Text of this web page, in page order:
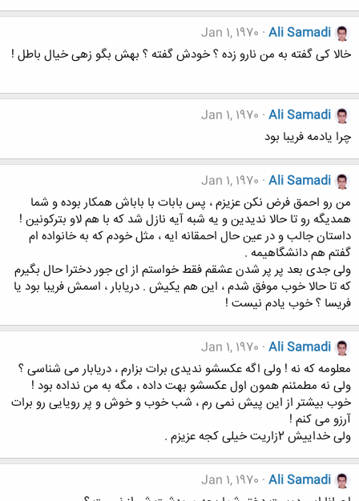
Ali Samadi
Jan 1, 1970
خالا کی گفته به من نارو زده ؟ خودش گفته ؟ بهش بگو زهی خیال باطل !
Ali Samadi
Jan 1, 1970
چرا یادمه فریبا بود
Ali Samadi
Jan 1, 1970
من رو احمق فرض نکن عزیزم ، پس بابات با باباش همکار بوده و شما
همدیگه رو تا حالا ندیدین و یه شبه آیه نازل شد که با هم لاو بترکونین !
داستان جالب و در عین حال احمقانه ایه ، مثل خودم که به خانواده ام
گفتم هم دانشگاهیمه .
ولی جدی بعد پر پر شدن عشقم فقط خواستم از ای جور دخترا حال بگیرم
که تا حالا خوب موفق شدم ، این هم یکیش . دریابار ، اسمش فریبا بود یا
فریسا ؟ خوب یادم نیست !
Ali Samadi
Jan 1, 1970
معلومه که نه ! ولی اگه عکسشو ندیدی برات بزارم ، دریابار می شناسی ؟
ولی نه مطمئنم همون اول عکسشو بهت داده ، مگه به من نداده بود !
خوب بیشتر از این پیش نمی رم ، شب خوب و خوش و پر رویایی رو برات
آرزو می کنم !
ولی خداییش 2زاریت خیلی کجه عزیزم .
Ali Samadi
Jan 1, 1970